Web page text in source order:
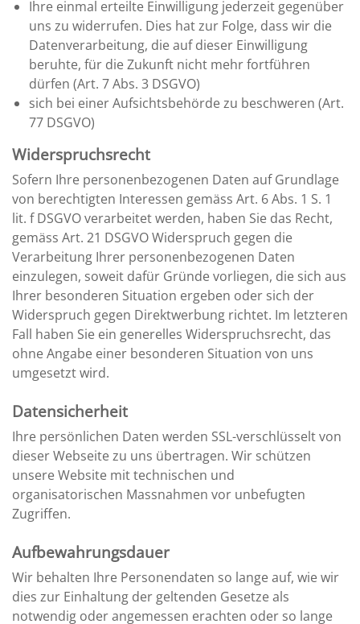
Ihre einmal erteilte Einwilligung jederzeit gegenüber
uns zu widerrufen. Dies hat zur Folge, dass wir die
Datenverarbeitung, die auf dieser Einwilligung
beruhte, für die Zukunft nicht mehr fortführen
dürfen (Art. 7 Abs. 3 DSGVO)
sich bei einer Aufsichtsbehörde zu beschweren (Art.
77 DSGVO)
Widerspruchsrecht
Sofern Ihre personenbezogenen Daten auf Grundlage
von berechtigten Interessen gemäss Art. 6 Abs. 1 S. 1
lit. f DSGVO verarbeitet werden, haben Sie das Recht,
gemäss Art. 21 DSGVO Widerspruch gegen die
Verarbeitung Ihrer personenbezogenen Daten
einzulegen, soweit dafür Gründe vorliegen, die sich aus
Ihrer besonderen Situation ergeben oder sich der
Widerspruch gegen Direktwerbung richtet. Im letzteren
Fall haben Sie ein generelles Widerspruchsrecht, das
ohne Angabe einer besonderen Situation von uns
umgesetzt wird.
Datensicherheit
Ihre persönlichen Daten werden SSL-verschlüsselt von
dieser Webseite zu uns übertragen. Wir schützen
unsere Website mit technischen und
organisatorischen Massnahmen vor unbefugten
Zugriffen.
Aufbewahrungsdauer
Wir behalten Ihre Personendaten so lange auf, wie wir
dies zur Einhaltung der geltenden Gesetze als
notwendig oder angemessen erachten oder so lange